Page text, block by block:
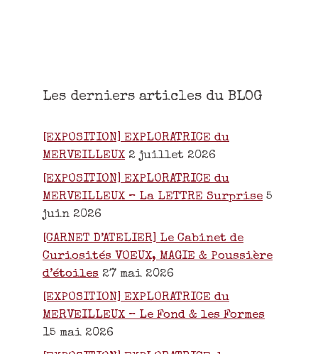
Les derniers articles du BLOG
[EXPOSITION] EXPLORATRICE du
MERVEILLEUX 2 juillet 2026
[EXPOSITION] EXPLORATRICE du
MERVEILLEUX – La LETTRE Surprise 5
juin 2026
[CARNET D’ATELIER] Le Cabinet de
Curiosités VOEUX, MAGIE & Poussière
d’étoiles 27 mai 2026
[EXPOSITION] EXPLORATRICE du
MERVEILLEUX – Le Fond & les Formes
15 mai 2026